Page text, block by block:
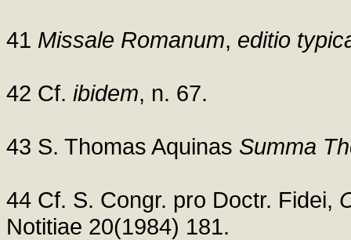
41 Missale Romanum, editio
42 Cf. ibidem, n. 67.
43 S. Thomas Aquinas Summa
44 Cf. S. Congr. pro Doctr. Fidei,
Notitiae 20(1984) 181.